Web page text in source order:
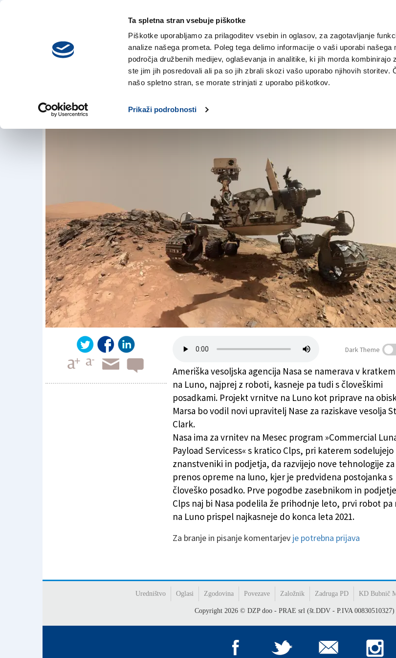
Ta spletna stran vsebuje piškotke
Piškotke uporabljamo za prilagoditev vsebin in oglasov, za zagotavljanje
analize našega prometa. Poleg tega delimo informacije o vaši uporabi
področja družbenih medijev, oglaševanja in analitike, ki jih morda kombinirajo
ste jim jih posredovali ali pa so jih zbrali skozi vašo uporabo njihovih storitev.
našo spletno stran, se morate strinjati z uporabo piškotkov.
Prikaži podrobnosti
nedelja,
9. avgusta 2026
NOVICE TRŽAŠKA GORIŠKA KULTURA
Nasa namerava spet na Luno
13. jun. 2018 | 19:44
Dark Theme
Ameriška vesoljska agencija Nasa se namerava v
na Luno, najprej z roboti, kasneje pa tudi s človeškimi
posadkami. Projekt vrnitve na Luno kot priprave na
Marsa bo vodil novi upravitelj Nase za raziskave vesolja
Clark.
Nasa ima za vrnitev na Mesec program »Commercial
Payload Servicess« s kratico Clps, pri katerem sodelujejo
znanstveniki in podjetja, da razvijejo nove tehnologije za
prenos opreme na luno, kjer je predvidena postojanka s
človeško posadko. Prve pogodbe zasebnikom in
Clps naj bi Nasa podelila že prihodnje leto, prvi robot pa
na Luno prispel najkasneje do konca leta 2021.
Za branje in pisanje komentarjev je potrebna prijava
Uredništvo Oglasi Zgodovina Povezave Založnik Zadruga PD KD Bubnič
Copyright2026 © DZP doo - PRAE srl (št.DDV - P.IVA 00830510327)